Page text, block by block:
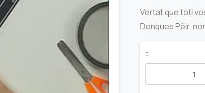
Vertat que toti
Donques Pèir,
Pèir
-